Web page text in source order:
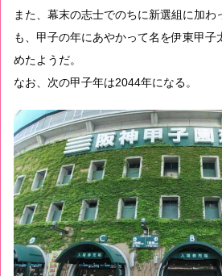
また、幕末の志士でのちに新選組に加わ
も、甲子の年にあやかって名を伊東甲子
めたようだ。
なお、次の甲子年は2044年になる。